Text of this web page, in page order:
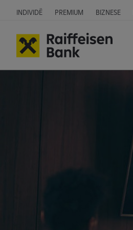
INDIVIDË PREMIUM BIZNESE